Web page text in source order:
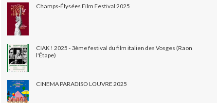
Champs-Élysées Film Festival 2025
CIAK ! 2025 - 3ème festival du film italien des Vosges (Raon
l'Étape)
CINEMA PARADISO LOUVRE 2025